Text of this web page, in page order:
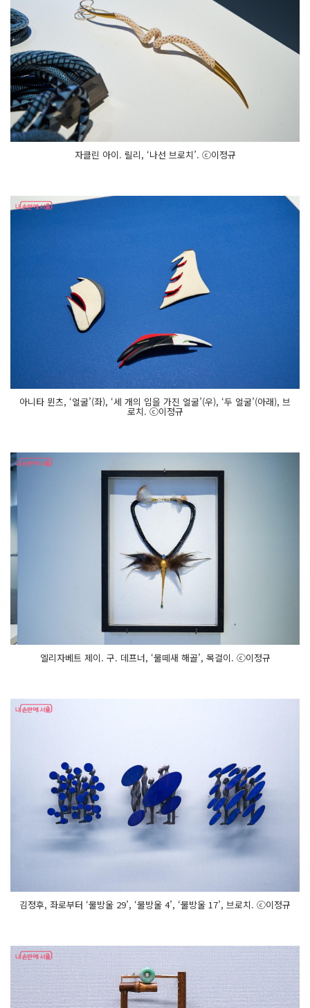
자클린 아이. 릴리, ‘나선 브로치’. ⓒ이정규
아니타 뮌츠, ‘얼굴’(좌), ‘세 개의 입을 가진 얼굴’(우), ‘두 얼굴’(아래), 브
로치. ⓒ이정규
엘리자베트 제이. 구. 데프너, ‘물떼새 해골’, 목걸이. ⓒ이정규
김정후, 좌로부터 ‘물방울 29’, ‘물방울 4’, ‘물방울 17’, 브로치. ⓒ이정규